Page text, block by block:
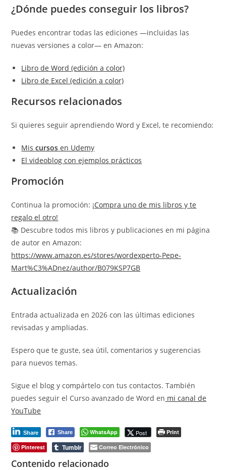
¿Dónde puedes conseguir los libros?
Puedes encontrar todas las ediciones —incluidas las
nuevas versiones a color— en Amazon:
Libro de Word (edición a color)
Libro de Excel (edición a color)
Recursos relacionados
Si quieres seguir aprendiendo Word y Excel, te recomiendo:
Miscursosen Udemy
El videoblog con ejemplos prácticos
Promoción
Continua la promoción: ¡Compra uno de mis libros y te
regalo el otro!
📚 Descubre todos mis libros y publicaciones en mi página
de autor en Amazon:
https://www.amazon.es/stores/wordexperto-Pepe-
Mart%C3%ADnez/author/B079KSP7GB
Actualización
Entrada actualizada en 2026 con las últimas ediciones
revisadas y ampliadas.
Espero que te guste, sea útil, comentarios y sugerencias
para nuevos temas.
Sigue el blog y compártelo con tus contactos. También
puedes seguir el Curso avanzado de Word en mi canal de
YouTube
Share Share WhatsApp Post
Print
Pinterest
Tumblr Correo Electrónico
Contenido relacionado